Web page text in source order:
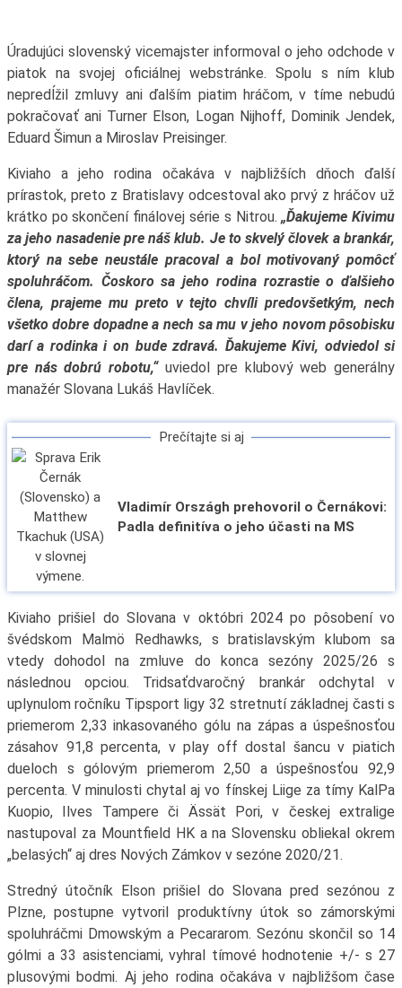
Úradujúci slovenský vicemajster informoval o jeho odchode v
piatok na svojej oficiálnej webstránke. Spolu s ním klub
nepredĺžil zmluvy ani ďalším piatim hráčom, v tíme nebudú
pokračovať ani Turner Elson, Logan Nijhoff, Dominik Jendek,
Eduard Šimun a Miroslav Preisinger.
Kiviaho a jeho rodina očakáva v najbližších dňoch ďalší
prírastok, preto z Bratislavy odcestoval ako prvý z hráčov už
krátko po skončení finálovej série s Nitrou.„Ďakujeme Kivimu
za jeho nasadenie pre náš klub. Je to skvelý človek a brankár,
ktorý na sebe neustále pracoval a bol motivovaný pomôcť
spoluhráčom. Čoskoro sa jeho rodina rozrastie o ďalšieho
člena, prajeme mu preto v tejto chvíli predovšetkým, nech
všetko dobre dopadne a nech sa mu v jeho novom pôsobisku
darí a rodinka i on bude zdravá. Ďakujeme Kivi, odviedol si
pre nás dobrú robotu,“uviedol pre klubový web generálny
manažér Slovana Lukáš Havlíček.
Prečítajte si aj
Vladimír Országh prehovoril o Černákovi:
Padla definitíva o jeho účasti na MS
Kiviaho prišiel do Slovana v októbri 2024 po pôsobení vo
švédskom Malmö Redhawks, s bratislavským klubom sa
vtedy dohodol na zmluve do konca sezóny 2025/26 s
následnou opciou. Tridsaťdvaročný brankár odchytal v
uplynulom ročníku Tipsport ligy 32 stretnutí základnej časti s
priemerom 2,33 inkasovaného gólu na zápas a úspešnosťou
zásahov 91,8 percenta, v play off dostal šancu v piatich
dueloch s gólovým priemerom 2,50 a úspešnosťou 92,9
percenta. V minulosti chytal aj vo fínskej Liige za tímy KalPa
Kuopio, Ilves Tampere či Ässät Pori, v českej extralige
nastupoval za Mountfield HK a na Slovensku obliekal okrem
„belasých“ aj dres Nových Zámkov v sezóne 2020/21.
Stredný útočník Elson prišiel do Slovana pred sezónou z
Plzne, postupne vytvoril produktívny útok so zámorskými
spoluhráčmi Dmowským a Pecararom. Sezónu skončil so 14
gólmi a 33 asistenciami, vyhral tímové hodnotenie +/- s 27
plusovými bodmi. Aj jeho rodina očakáva v najbližšom čase